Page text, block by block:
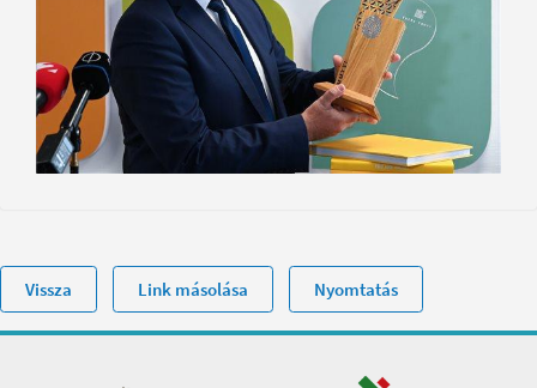
Vissza Link másolása Nyomtatás